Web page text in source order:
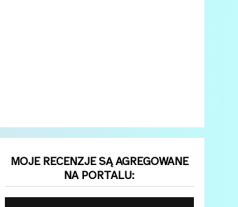
MOJE RECENZJE SĄ AGREGOWANE
NA PORTALU: